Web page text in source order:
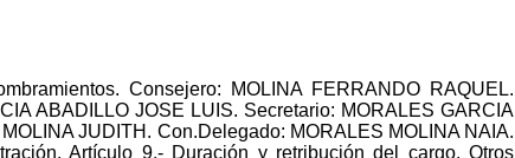
Consejero: MOLINA FERRANDO RAQUEL.
ABADILLO JOSE LUIS. Secretario: MORALES GARCIA
JUDITH. Con.Delegado: MORALES MOLINA NAIA.
Artículo 9.- Duración y retribución del cargo. Otros